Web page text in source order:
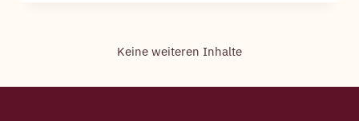
Keine weiteren Inhalte